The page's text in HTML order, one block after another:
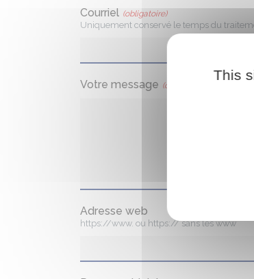
Courriel (obligatoire)
Uniquement conservé le temps du
Votre message (obligatoire)
Adresse web
https://www. ou https:// sans les www
This